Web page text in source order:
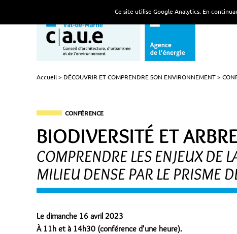
Accueil DÉCOUVRIR ET COMPRENDRE SON ENVIRONNEMENT
CONFÉRENCE
BIODIVERSITÉ ET
COMPRENDRE LES ENJEUX DE
MILIEU DENSE PAR LE PRISME
Le dimanche 16 avril 2023
À 11h et à 14h30 (conférence d'une heure).
Ce site utilise Google Analytics. En